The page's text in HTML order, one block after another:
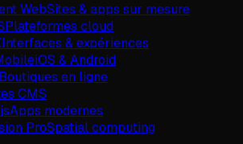
WebSites & apps sur mesure
Plateformes cloud
Interfaces & expériences
iOS & Android
Boutiques en ligne
CMS
Apps modernes
ProSpatial computing